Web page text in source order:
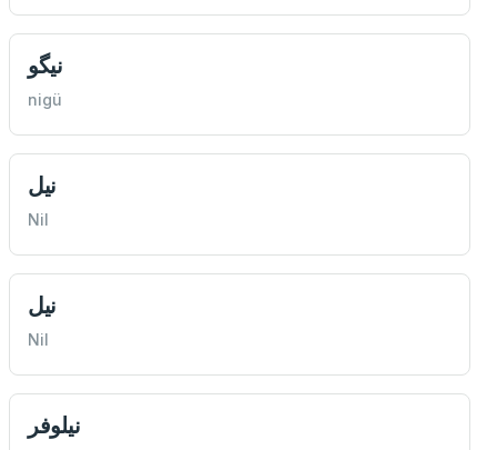
نيگو
nigü
نيل
Nil
نيل
Nil
نيلوفر